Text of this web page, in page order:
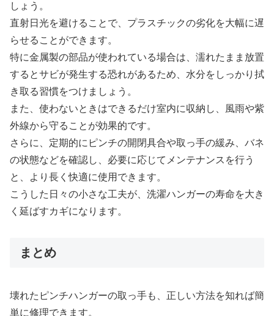
しょう。
直射日光を避けることで、プラスチックの劣化を大幅に遅
らせることができます。
特に金属製の部品が使われている場合は、濡れたまま放置
するとサビが発生する恐れがあるため、水分をしっかり拭
き取る習慣をつけましょう。
また、使わないときはできるだけ室内に収納し、風雨や紫
外線から守ることが効果的です。
さらに、定期的にピンチの開閉具合や取っ手の緩み、バネ
の状態などを確認し、必要に応じてメンテナンスを行う
と、より長く快適に使用できます。
こうした日々の小さな工夫が、洗濯ハンガーの寿命を大き
く延ばすカギになります。
まとめ
壊れたピンチハンガーの取っ手も、正しい方法を知れば簡
単に修理できます。